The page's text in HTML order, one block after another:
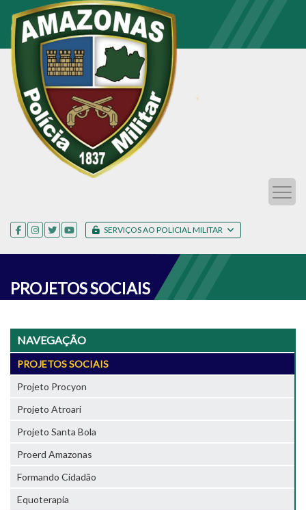
SERVIÇOS AO POLICIAL MILITAR
PROJETOS SOCIAIS
NAVEGAÇÃO
PROJETOS SOCIAIS
Projeto Procyon
Projeto Atroari
Projeto Santa Bola
Proerd Amazonas
Formando Cidadão
Equoterapia